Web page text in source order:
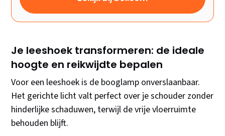
Je leeshoek transformeren: de ideale
hoogte en reikwijdte bepalen
Voor een leeshoek is de booglamp onverslaanbaar.
Het gerichte licht valt perfect over je schouder zonder
hinderlijke schaduwen, terwijl de vrije vloerruimte
behouden blijft.